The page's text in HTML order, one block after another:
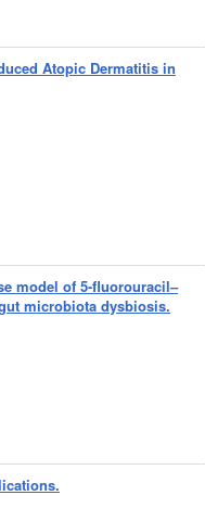
Atopic Dermatitis in
model of 5-fluorouracil–
microbiota dysbiosis.